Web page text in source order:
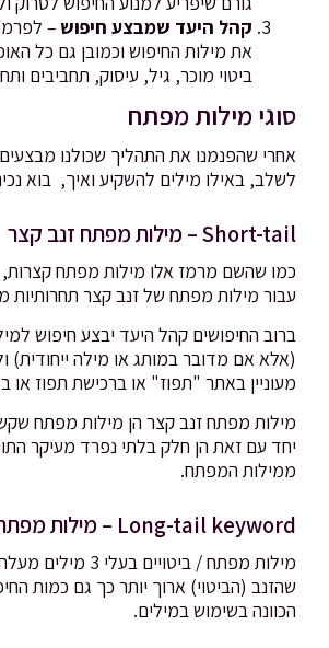
קהל היעד שמבצע חיפוש –
את מילות החיפוש וכמובן גם כל
ביטוי מוכר, גיל, עיסוק, תחביבים
סוגי מילות מפתח
אחרי שהפנמנו את התהליך שכולנו מבצעים
לשלב, באילו מילים להשקיע ואיך, בוא
Short-tail – מילות מפתח זנב קצר
עבור מילות מפתח של זנב קצר תחרותיות
ברוב החיפושים קהל היעד יבצע חיפוש
(אלא אם מדובר במותג או מילה ייחודית)
מעוניין באתר "תפוז" או ברכישת תפוז או
מילות מפתח זנב קצר הן מילות מפתח
יחד עם זאת הן חלק בלתי נפרד מעיקר
ממילות המפתח.
Long-tail keyword – מילות מפתח זנב ארוך
מילות מפתח /
שהזנב (הביטוי) ארוך יותר כך גם כמות
הכוונה בשימוש במילים.